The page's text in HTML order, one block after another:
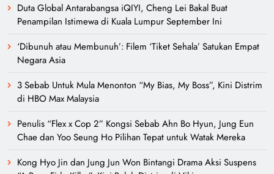
Duta Global Antarabangsa iQIYI, Cheng Lei Bakal Buat
Penampilan Istimewa di Kuala Lumpur September Ini
‘Dibunuh atau Membunuh’: Filem ‘Tiket Sehala’ Satukan Empat
Negara Asia
3 Sebab Untuk Mula Menonton “My Bias, My Boss”, Kini Distrim
di HBO Max Malaysia
Penulis “Flex x Cop 2” Kongsi Sebab Ahn Bo Hyun, Jung Eun
Chae dan Yoo Seung Ho Pilihan Tepat untuk Watak Mereka
Kong Hyo Jin dan Jung Jun Won Bintangi Drama Aksi Suspens